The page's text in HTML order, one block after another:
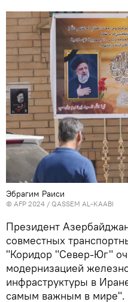
Эбрагим Раиси
© AFP 2024 / QASSEM AL-KAABI
Президент
совместных
"Коридор "Север-Юг"
модернизацией
инфраструктуры в
самым важным в мире".